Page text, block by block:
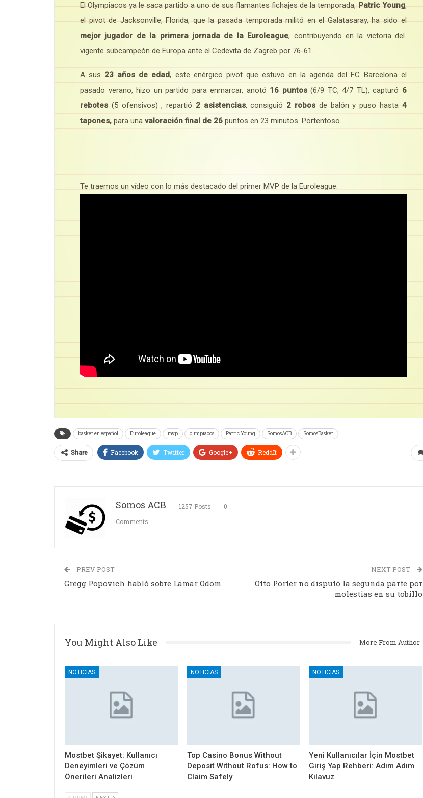
El Olympiacos ya le saca partido a uno de sus flamantes fichajes de la temporada, Patric Young,
el pivot de Jacksonville, Florida, que la pasada temporada militó en el Galatasaray, ha sido el
mejor jugador de la primera jornada de la Euroleague, contribuyendo en la victoria del
vigente subcampeón de Europa ante el Cedevita de Zagreb por 76-61.
A sus 23 años de edad, este enérgico pivot que estuvo en la agenda del FC Barcelona el
pasado verano, hizo un partido para enmarcar, anotó 16 puntos(6/9 TC, 4/7 TL), capturó 6
rebotes (5 ofensivos) , repartió 2 asistencias, consiguió 2 robosde balón y puso hasta 4
tapones, para una valoración final de 26 puntos en 23 minutos. Portentoso.
Te traemos un vídeo con lo más destacado del primer MVP de la Euroleague.
basket en español Euroleague mvp olimpiacos Patric Young SomosACB SomosBasket
Share Facebook Twitter Google+ ReddIt
Somos ACB 1257 Posts
0
Comments
PREV POST
Gregg Popovich habló sobre Lamar Odom
NEXT POST
Otto Porter no disputó la segunda parte por
molestias en su tobillo
You Might Also Like More From Author
NOTICIAS
Mostbet Şikayet: Kullanıcı
Deneyimleri ve Çözüm
Önerileri Analizleri
NOTICIAS
Top Casino Bonus Without
Deposit Without Rofus: How to
Claim Safely
NOTICIAS
Yeni Kullanıcılar İçin Mostbet
Giriş Yap Rehberi: Adım Adım
Kılavuz